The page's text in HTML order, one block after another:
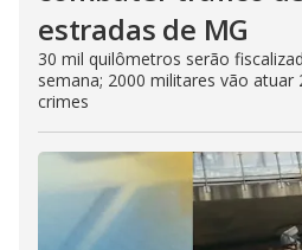
estradas de MG
30 mil quilômetros serão
semana; 2000 militares vão
crimes